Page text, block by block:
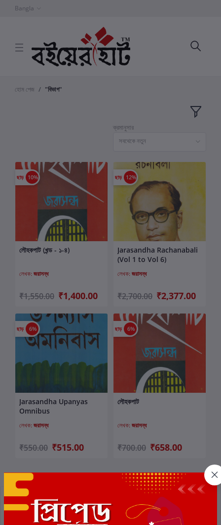
Bangla
হোম পেজ "বিভাগ"
ক্রমানুসার
সবথেকে নতুন
ছাড় 10%
কার্টে যোগ করুন
লৌহকপাট (খন্ড - ১-৪)
লেখক: জরাসন্ধ
₹1,550.00 ₹1,400.00
ছাড় 12%
কার্টে যোগ করুন
Jarasandha Rachanabali
(Vol 1 to Vol 6)
লেখক: জরাসন্ধ
₹2,700.00 ₹2,377.00
ছাড় 6%
কার্টে যোগ করুন
Jarasandha Upanyas
Omnibus
লেখক: জরাসন্ধ
₹550.00 ₹515.00
ছাড় 6%
লৌহকপাট
লেখক: জরাসন্ধ
₹700.00 ₹658.00
শর্তাবলী প্রত্যাবর্তন নীতিমালা